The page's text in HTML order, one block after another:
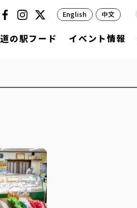
道の駅フード イベント情報
English 中文